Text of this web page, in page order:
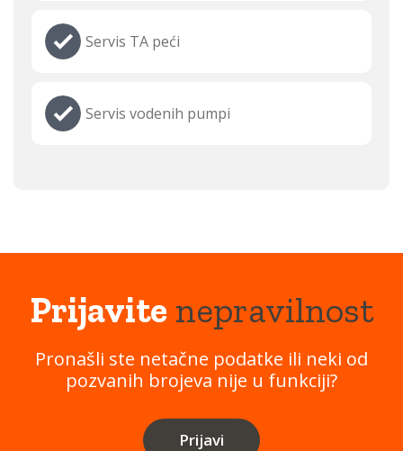
Servis TA peći
Servis vodenih pumpi
Prijavitenepravilnost
Pronašli ste netačne podatke ili neki od
pozvanih brojeva nije u funkciji?
Prijavi